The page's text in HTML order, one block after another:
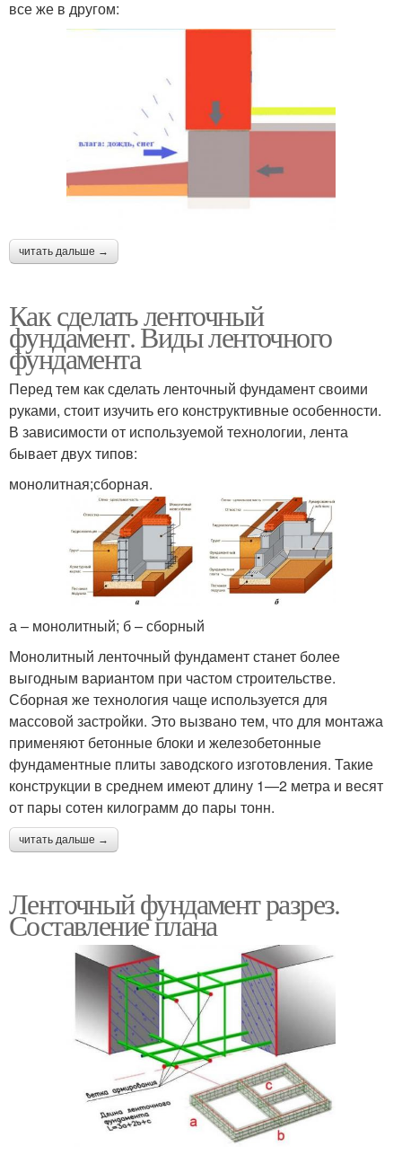
все же в другом:
читать дальше →
Как сделать ленточный
фундамент. Виды ленточного
фундамента
Перед тем как сделать ленточный фундамент своими
руками, стоит изучить его конструктивные особенности.
В зависимости от используемой технологии, лента
бывает двух типов:
монолитная;сборная.
а – монолитный; б – сборный
Монолитный ленточный фундамент станет более
выгодным вариантом при частом строительстве.
Сборная же технология чаще используется для
массовой застройки. Это вызвано тем, что для монтажа
применяют бетонные блоки и железобетонные
фундаментные плиты заводского изготовления. Такие
конструкции в среднем имеют длину 1—2 метра и весят
от пары сотен килограмм до пары тонн.
читать дальше →
Ленточный фундамент разрез.
Составление плана